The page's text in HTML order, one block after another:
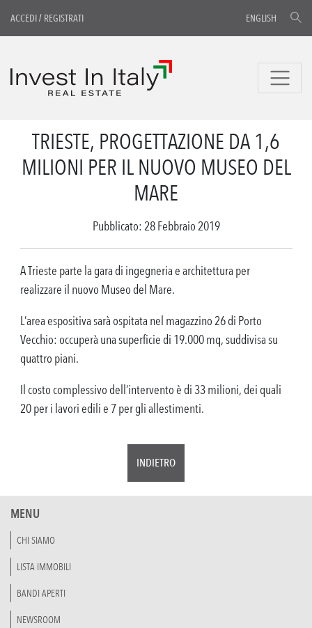
ACCEDI/ REGISTRATI ENGLISH
TRIESTE, PROGETTAZIONE DA 1,6
MILIONI PER IL NUOVO MUSEO DEL
MARE
Pubblicato: 28 Febbraio 2019
A Trieste parte la gara di ingegneria e architettura per
realizzare il nuovo Museo del Mare.
L’area espositiva sarà ospitata nel magazzino 26 di Porto
Vecchio: occuperà una superficie di 19.000 mq, suddivisa su
quattro piani.
Il costo complessivo dell’intervento è di 33 milioni, dei quali
20 per i lavori edili e 7 per gli allestimenti.
INDIETRO
MENU
CHI SIAMO
LISTA IMMOBILI
BANDI APERTI
NEWSROOM